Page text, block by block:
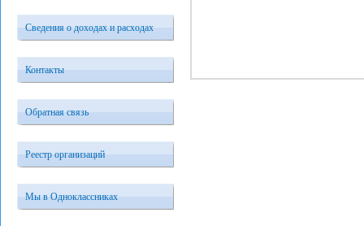
Сведения о доходах и расходах
Контакты
Обратная связь
Реестр организаций
Мы в Одноклассниках